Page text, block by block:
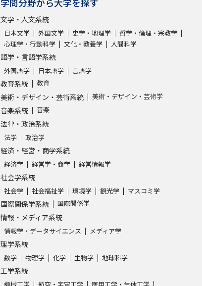
文学・人文系統
日本文学 外国文学 史学・地理学
哲学・倫理・宗教学
心理学・行動科学
文化・教養学 人間科学
語学・言語学系統
外国語学 日本語学 言語学
教育系統 教育
美術・デザイン・芸術系統 美術・デザイン・芸術学
音楽系統 音楽
法律・政治系統
法学 政治学
経済・経営・商学系統
経済学 経営学・商学 経営情報学
社会学系統
社会学 社会福祉学 環境学 観光学 マスコミ学
国際関係学系統 国際関係学
情報・メディア系統
情報学・データサイエンス メディア学
理学系統
数学 物理学 化学 生物学 地球科学
工学系統
機械工学 航空・宇宙工学 医用工学・生体工学